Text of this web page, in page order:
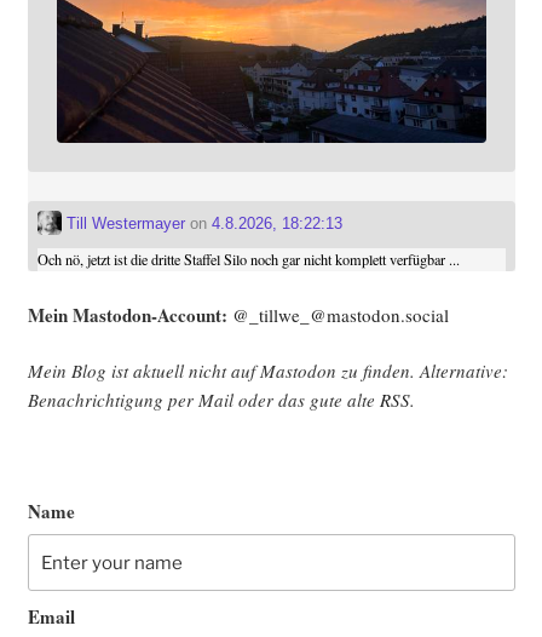
Till Westermayeron 4.8.2026, 18:22:13
Och nö, jetzt ist die dritte Staffel Silo noch gar nicht komplett verfügbar ...
Mein Mast­o­don-Account: @_tillwe_@mastodon.social
Mein Blog ist aktu­ell nicht auf Mast­o­don zu fin­den. Alter­na­ti­ve:
Benach­rich­ti­gung per Mail oder das gute alte RSS.
Name
Email